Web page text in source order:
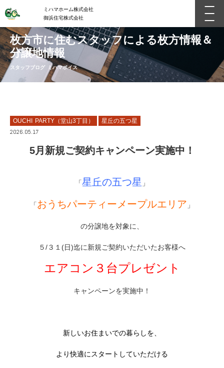
ミハマホーム株式会社
御浜住宅株式会社
枚方市に住むスタッフによる枚方情報＆
分譲地情報
スタッフブログ ミハマボイス
OUCHI PARTY（堂山3丁目） 星丘の五つ星
2026.05.17
5月新規ご契約キャンペーン実施中！
「星丘の五つ星 」
「 おうちパーティーメープルエリア 」
の分譲地を対象に、
５/３１(日)迄に新規ご契約いただいたお客様へ
エアコン３台プレゼント
キャンペーンを実施中！
新しいお住まいでの暮らしを、
より快適にスタートしていただける